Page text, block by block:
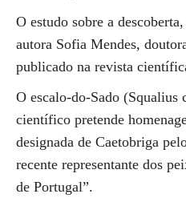
O estudo sobre a
autora Sofia Mendes,
publicado na revista
O escalo-do-Sado (Squalius
científico pretende
designada de Caetobriga
recente representante dos
de Portugal”.